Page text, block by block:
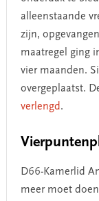
alleenstaande
zijn,
maatregel ging
vier maanden.
overgeplaatst.
verlengd.
D66-Kamerlid
meer moet